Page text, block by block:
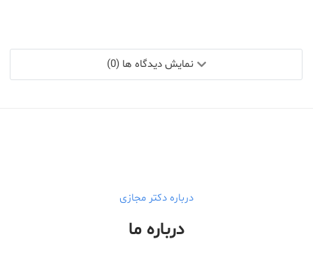
نمایش دیدگاه ها (0)
درباره دکتر مجازی
درباره ما